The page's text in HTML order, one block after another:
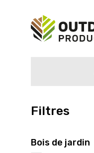
Filtres
Bois de jardin